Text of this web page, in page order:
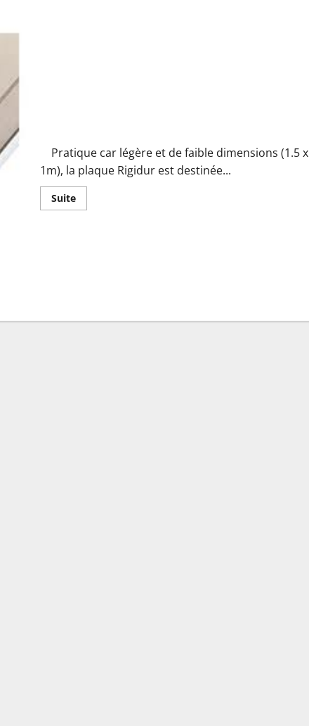
Pratique car légère et de faible dimensions (1.5 x
1m), la plaque Rigidur est destinée...
SuiteEn
savoir